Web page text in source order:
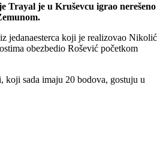
Trayal je u Kruševcu igrao nerešeno
jedanaesterca koji je realizovao Nikolić
obezbedio Rošević početkom
koji sada imaju 20 bodova, gostuju u